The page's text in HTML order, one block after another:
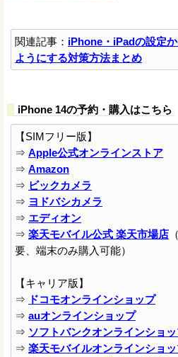
関連記事： iPhone・iPadの設定
ようにする対策方法まとめ
iPhone 14の予約・購入はこちら
【SIMフリー版】
⇒ Apple公式オンラインストア
⇒ Amazon
⇒ ビックカメラ
⇒ ヨドバシカメラ
⇒ エディオン
⇒ 楽天モバイル公式 楽天市場店
要、端末のみ購入可能）
【キャリア版】
⇒ ドコモオンラインショップ
⇒ auオンラインショップ
⇒ ソフトバンクオンラインショ
⇒ 楽天モバイルオンラインショ